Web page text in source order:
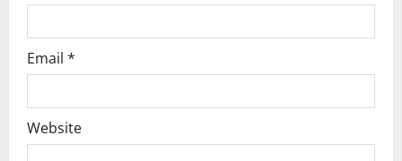
Email *
Website